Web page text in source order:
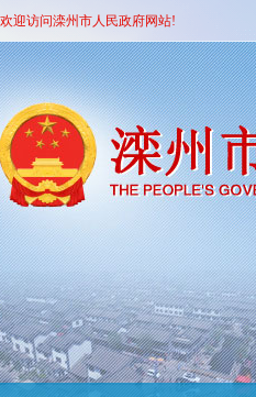
欢迎访问滦州市人民政府网站!